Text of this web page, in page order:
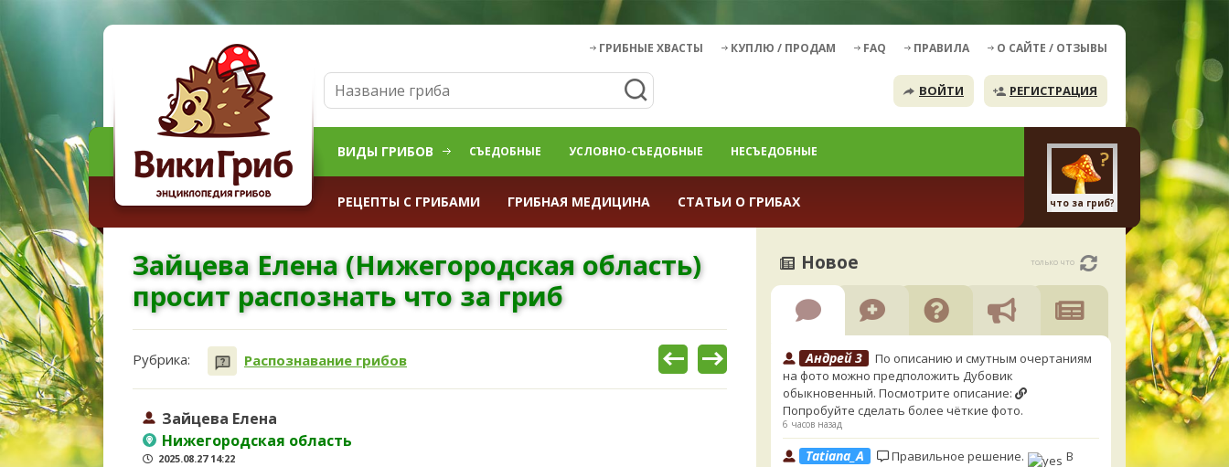
ГРИБНЫЕ ХВАСТЫ КУПЛЮ / ПРОДАМ FAQ ПРАВИЛА О САЙТЕ / ОТЗЫВЫ
ВОЙТИ РЕГИСТРАЦИЯ
ВИДЫ ГРИБОВ СЪЕДОБНЫЕ УСЛОВНО-СЪЕДОБНЫЕ НЕСЪЕДОБНЫЕ
РЕЦЕПТЫ С ГРИБАМИ ГРИБНАЯ МЕДИЦИНА СТАТЬИ О ГРИБАХ что за гриб?
Зайцева Елена (Нижегородская область)
просит распознать что за гриб
Рубрика: Распознавание грибов
Зайцева Елена
Нижегородская область
2025.08.27 14:22
Новое только что
Андрей 3
По описанию и смутным очертаниям
на фото можно предположить Дубовик
обыкновенный. Посмотрите описание:
Попробуйте сделать более чёткие фото.
6 часов назад
Tatiana_A Правильное решение.
В